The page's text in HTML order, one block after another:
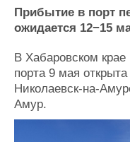
Судостроение
Пульс
Новости
Компании
Репутация
Работа
Крюинг
Прибытие в порт
ожидается 12−15
В Хабаровском
порта 9 мая
Николаевск-на-
Амур.